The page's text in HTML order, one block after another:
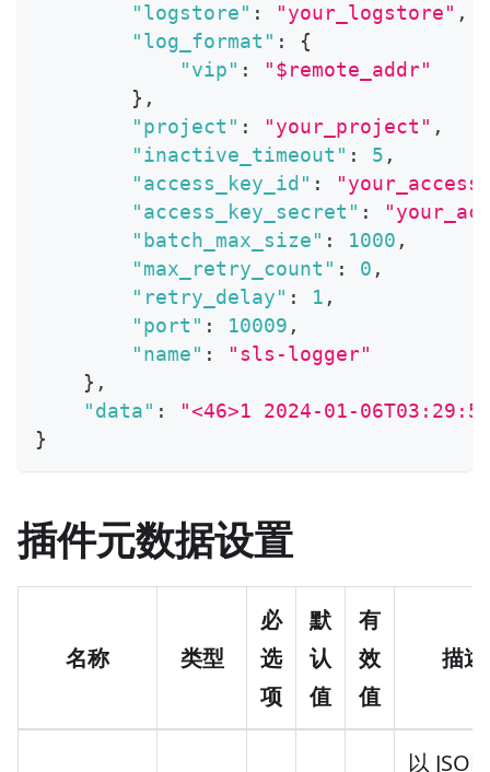
"logstore" : "your_logstore" ,
"log_format" :
{
"vip" :
"$remote_addr"
} ,
"project" : "your_project" ,
"inactive_timeout" : 5 ,
"access_key_id" :
"access_key_secret" :
"batch_max_size" : 1000 ,
"max_retry_count" : 0 ,
"retry_delay" : 1 ,
"port" : 10009 ,
"name" :
"sls-logger"
} ,
"data" :
"<46>1 2024-01-
}
插件元数据设置
名称 类型
必
选
项
默
认
值
有
效
值
描述
以